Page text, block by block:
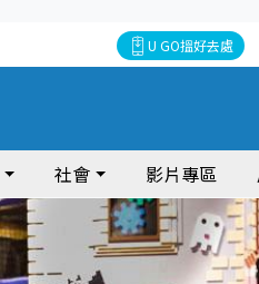
U GO搵好去處
社會 影片專區